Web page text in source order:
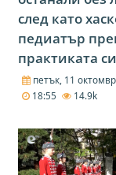
след като
педиатър
практиката си
петък, 11
18:55
14.9k